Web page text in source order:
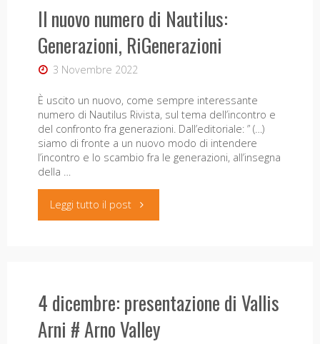
Il nuovo numero di Nautilus:
Generazioni, RiGenerazioni
3 Novembre 2022
È uscito un nuovo, come sempre interessante
numero di Nautilus Rivista, sul tema dell’incontro e
del confronto fra generazioni. Dall’editoriale: ” (…)
siamo di fronte a un nuovo modo di intendere
l’incontro e lo scambio fra le generazioni, all’insegna
della …
Leggi tutto il post"Il
Nautilus:
4 dicembre: presentazione di Vallis
Arni # Arno Valley